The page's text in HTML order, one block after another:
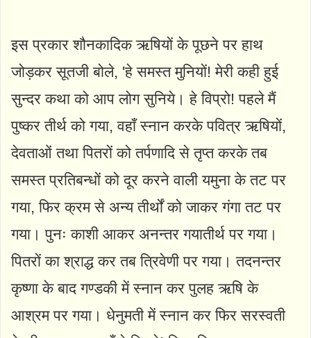
इस प्रकार शौनकादिक ऋषियों के पूछने पर हाथ
जोड़कर सूतजी बोले, 'हे समस्त मुनियों! मेरी कही हुई
सुन्दर कथा को आप लोग सुनिये। हे विप्रो! पहले मैं
पुष्कर तीर्थ को गया, वहाँ स्नान करके पवित्र ऋषियों,
देवताओं तथा पितरों को तर्पणादि से तृप्त करके तब
समस्त प्रतिबन्धों को दूर करने वाली यमुना के तट पर
गया, फिर क्रम से अन्य तीर्थों को जाकर गंगा तट पर
गया। पुनः काशी आकर अनन्तर गयातीर्थ पर गया।
पितरों का श्राद्ध कर तब त्रिवेणी पर गया। तदनन्तर
कृष्णा के बाद गण्डकी में स्नान कर पुलह ऋषि के
आश्रम पर गया। धेनुमती में स्नान कर फिर सरस्वती